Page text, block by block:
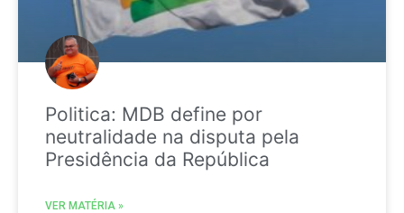
Politica: MDB define por
neutralidade na disputa pela
Presidência da República
VER MATÉRIA »